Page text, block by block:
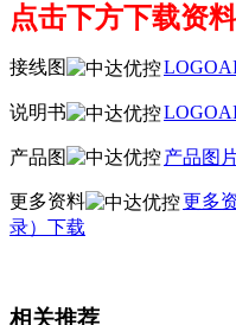
点击下方下载资料
接线图
说明书
产品图 产品图
更多资料
更多
录）下载
相关推荐